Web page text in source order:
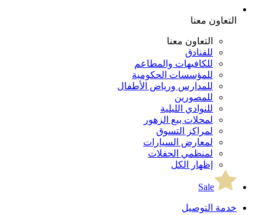
التعاون معنا
التعاون معنا
للفنادق
للكافيهات والمطاعم
للمؤسسات الحكومية
للمدارس ورياض الأطفال
للمصورين
للنوادي الليلية
لمحلات بيع الزهور
لمراكز التسوق
لمعارض السيارات
لمنظمي الحفلات
إظهار الكل
Sale
خدمة التوصيل